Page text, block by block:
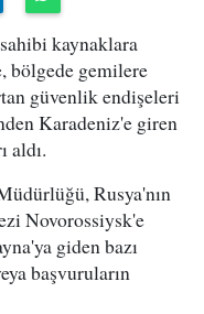
kaynaklara
bölgede gemilere
güvenlik endişeleri
Karadeniz'e giren
aldı.
Rusya'nın
Novorossiysk'e
giden bazı
başvuruların